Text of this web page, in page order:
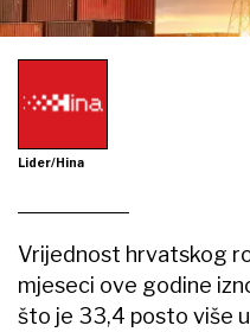
Lider/Hina
Vrijednost hrvatskog
mjeseci ove godine
što je 33,4 posto više